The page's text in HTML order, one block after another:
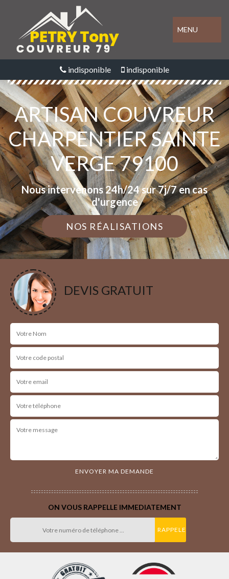
MENU
indisponible indisponible
ARTISAN COUVREUR
CHARPENTIER SAINTE
VERGE 79100
Nous intervenons 24h/24 sur 7j/7 en cas
d'urgence
NOS RÉALISATIONS
DEVIS GRATUIT
ON VOUS RAPPELLE IMMEDIATEMENT